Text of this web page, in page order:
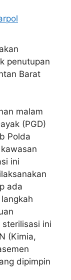
penutupan
Barat
malam
(PGD)
Polda
ini
ada
ini
(Kimia,
dipimpin